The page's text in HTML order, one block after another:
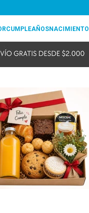
CUMPLEAÑOSNACIMIENTO